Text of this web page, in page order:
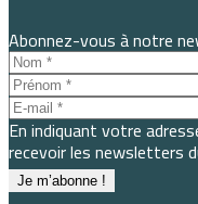
Abonnez-vous à notre
En indiquant votre
recevoir les newsletters